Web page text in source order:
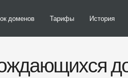
доменов Тарифы История